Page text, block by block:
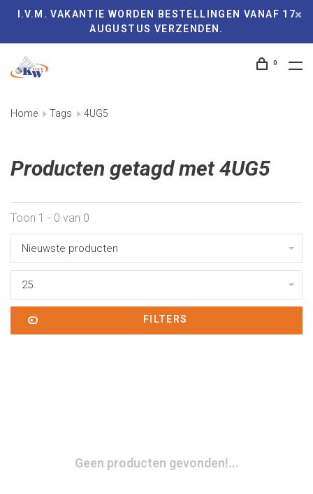
I.V.M. VAKANTIE WORDEN BESTELLINGEN VANAF 17
AUGUSTUS VERZENDEN.
0
Home Tags 4UG5
Producten getagd met 4UG5
Toon 1 - 0 van 0
Nieuwste producten
25
FILTERS
Geen producten gevonden!...